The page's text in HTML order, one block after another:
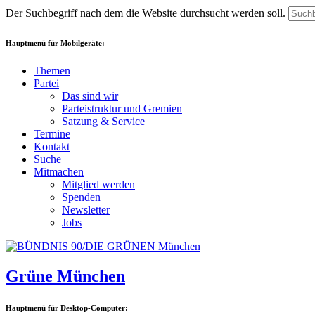
Der Suchbegriff nach dem die Website durchsucht werden soll.
Hauptmenü für Mobilgeräte:
Themen
Partei
Das sind wir
Parteistruktur und Gremien
Satzung & Service
Termine
Kontakt
Suche
Mitmachen
Mitglied werden
Spenden
Newsletter
Jobs
Grüne München
Hauptmenü für Desktop-Computer: